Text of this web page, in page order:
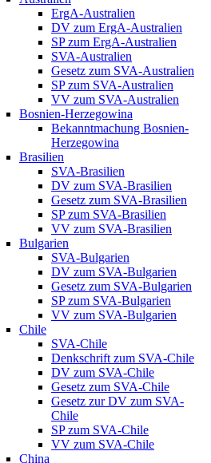
ErgA-Australien
DV zum ErgA-Australien
SP zum ErgA-Australien
SVA-Australien
Gesetz zum SVA-Australien
SP zum SVA-Australien
VV zum SVA-Australien
Bosnien-Herzegowina
Bekanntmachung Bosnien-
Herzegowina
Brasilien
SVA-Brasilien
DV zum SVA-Brasilien
Gesetz zum SVA-Brasilien
SP zum SVA-Brasilien
VV zum SVA-Brasilien
Bulgarien
SVA-Bulgarien
DV zum SVA-Bulgarien
Gesetz zum SVA-Bulgarien
SP zum SVA-Bulgarien
VV zum SVA-Bulgarien
Chile
SVA-Chile
Denkschrift zum SVA-Chile
DV zum SVA-Chile
Gesetz zum SVA-Chile
Gesetz zur DV zum SVA-
Chile
SP zum SVA-Chile
VV zum SVA-Chile
China